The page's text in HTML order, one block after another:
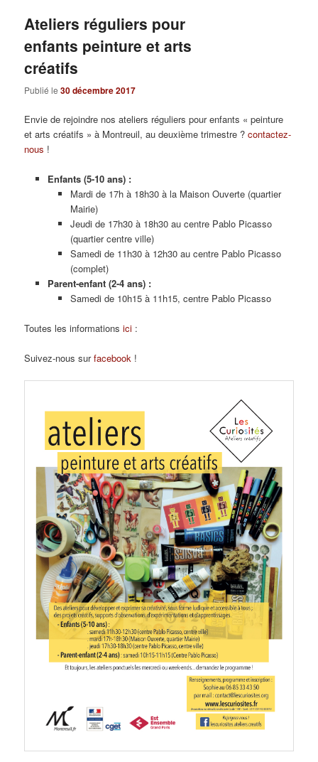
Ateliers réguliers pour
enfants peinture et arts
créatifs
Publié le30 décembre 2017
Envie de rejoindre nos ateliers réguliers pour enfants « peinture
et arts créatifs » à Montreuil, au deuxième trimestre ?contactez-
nous !
Enfants (5-10 ans) :
Mardi de 17h à 18h30 à la Maison Ouverte (quartier
Mairie)
Jeudi de 17h30 à 18h30 au centre Pablo Picasso
(quartier centre ville)
Samedi de 11h30 à 12h30 au centre Pablo Picasso
(complet)
Parent-enfant (2-4 ans) :
Samedi de 10h15 à 11h15, centre Pablo Picasso
Toutes les informationsici :
Suivez-nous surfacebook !